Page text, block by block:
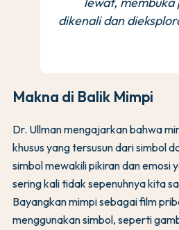
dikenali dan
Makna di Balik Mimpi
Dr. Ullman mengajarkan bahwa
khusus yang tersusun dari simbol
simbol mewakili pikiran dan emosi
sering kali tidak sepenuhnya kita
Bayangkan mimpi sebagai film
menggunakan simbol, seperti